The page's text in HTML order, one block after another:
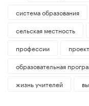
система образования
сельская местность
профессии
проект
образовательная
жизнь учителей